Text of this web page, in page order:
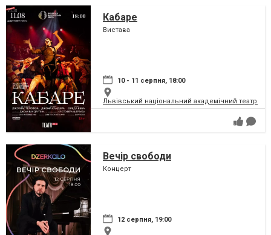
Кабаре
Вистава
10 - 11 серпня, 18:00
Львівський національний академічний театр
Вечір свободи
Концерт
12 серпня, 19:00